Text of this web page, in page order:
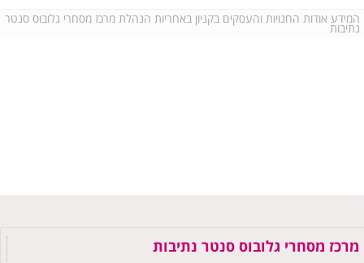
המידע אודות החנויות והעסקים בקניון באחריות הנהלת מרכז מסחרי גלובוס סנטר
נתיבות
מרכז מסחרי גלובוס סנטר נתיבות